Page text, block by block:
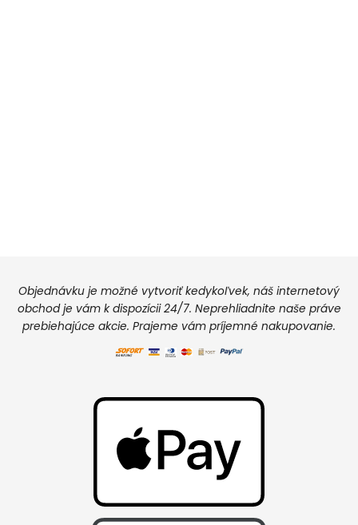
Objednávku je možné vytvoriť kedykoľvek, náš internetový
obchod je vám k dispozícii 24/7. Neprehliadnite naše práve
prebiehajúce akcie. Prajeme vám príjemné nakupovanie.